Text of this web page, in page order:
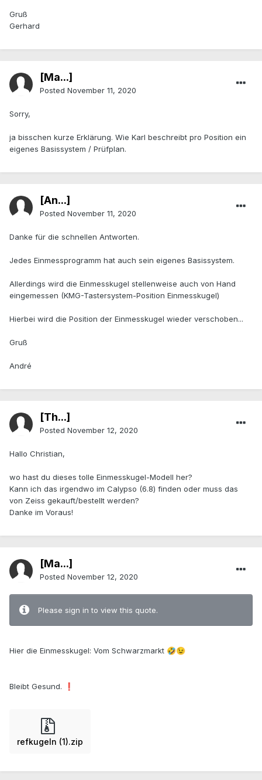
Gruß
Gerhard
[Ma...]
Posted November 11, 2020
Sorry,
ja bisschen kurze Erklärung. Wie Karl beschreibt pro Position ein
eigenes Basissystem / Prüfplan.
[An...]
Posted November 11, 2020
Danke für die schnellen Antworten.
Jedes Einmessprogramm hat auch sein eigenes Basissystem.
Allerdings wird die Einmesskugel stellenweise auch von Hand
eingemessen (KMG-Tastersystem-Position Einmesskugel)
Hierbei wird die Position der Einmesskugel wieder verschoben...
Gruß
André
[Th...]
Posted November 12, 2020
Hallo Christian,
wo hast du dieses tolle Einmesskugel-Modell her?
Kann ich das irgendwo im Calypso (6.8) finden oder muss das
von Zeiss gekauft/bestellt werden?
Danke im Voraus!
[Ma...]
Posted November 12, 2020
Please sign in to view this quote.
Hier die Einmesskugel: Vom Schwarzmarkt 🤣😉
Bleibt Gesund. ❗
refkugeln (1).zip